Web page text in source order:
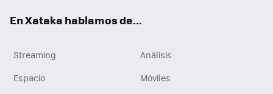
En Xataka hablamos de...
Streaming
Análisis
Espacio
Móviles